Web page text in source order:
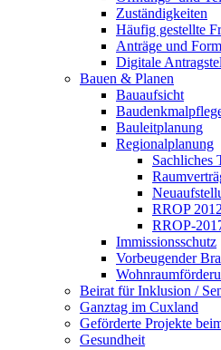
Zuständigkeiten
Häufig gestellte
Anträge und
Digitale
Bauen & Planen
Bauaufsicht
Bauleitplanung
Regionalplanung
Sachliches
RROP 2012
RROP-
Immissionsschutz
Vorbeugender
Beirat für Inklusion /
Ganztag im Cuxland
Geförderte Projekte
Gesundheit